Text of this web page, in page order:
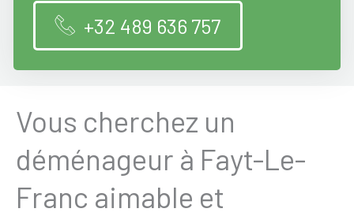
+32 489 636 757
Vous cherchez un
déménageur à Fayt-Le-
Franc aimable et